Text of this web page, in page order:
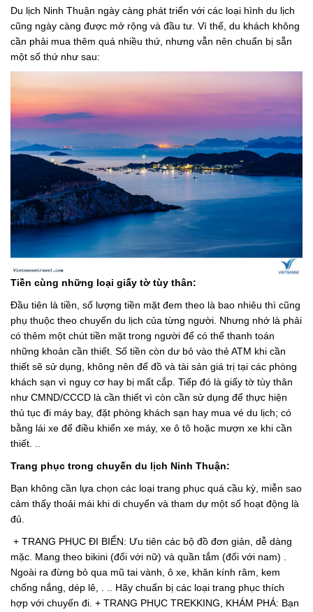
Du lịch Ninh Thuận ngày càng phát triển với các loại hình du lịch
cũng ngày càng được mở rộng và đầu tư. Vì thế, du khách không
cần phải mua thêm quá nhiều thứ, nhưng vẫn nên chuẩn bị sẵn
một số thứ như sau:
Tiền cùng những loại giấy tờ tùy thân:
Đầu tiên là tiền, số lượng tiền mặt đem theo là bao nhiêu thì cũng
phụ thuộc theo chuyến du lịch của từng người. Nhưng nhớ là phải
có thêm một chút tiền mặt trong người để có thể thanh toán
những khoản cần thiết. Số tiền còn dư bỏ vào thẻ ATM khi cần
thiết sẽ sử dụng, không nên để đồ và tài sản giá trị tại các phòng
khách sạn vì nguy cơ hay bị mất cắp. Tiếp đó là giấy tờ tùy thân
như CMND/CCCD là cần thiết vì còn cần sử dụng để thực hiện
thủ tục đi máy bay, đặt phòng khách sạn hay mua vé du lịch; có
bằng lái xe để điều khiển xe máy, xe ô tô hoặc mượn xe khi cần
thiết. ..
Trang phục trong chuyến du lịch Ninh Thuận:
Bạn không cần lựa chọn các loại trang phục quá cầu kỳ, miễn sao
cảm thấy thoải mái khi di chuyển và tham dự một số hoạt động là
đủ.
+ TRANG PHỤC ĐI BIỂN: Ưu tiên các bộ đồ đơn giản, dễ dàng
mặc. Mang theo bikini (đối với nữ) và quần tắm (đối với nam) .
Ngoài ra đừng bỏ qua mũ tai vành, ô xe, khăn kính râm, kem
chống nắng, dép lê, . .. Hãy chuẩn bị các loại trang phục thích
hợp với chuyến đi. + TRANG PHỤC TREKKING, KHÁM PHÁ: Bạn